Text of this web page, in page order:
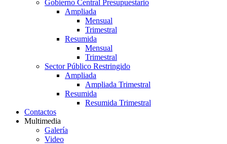
Gobierno Central Presupuestario
Ampliada
Mensual
Trimestral
Resumida
Mensual
Trimestral
Sector Público Restringido
Ampliada
Ampliada Trimestral
Resumida
Resumida Trimestral
Contactos
Multimedia
Galería
Video